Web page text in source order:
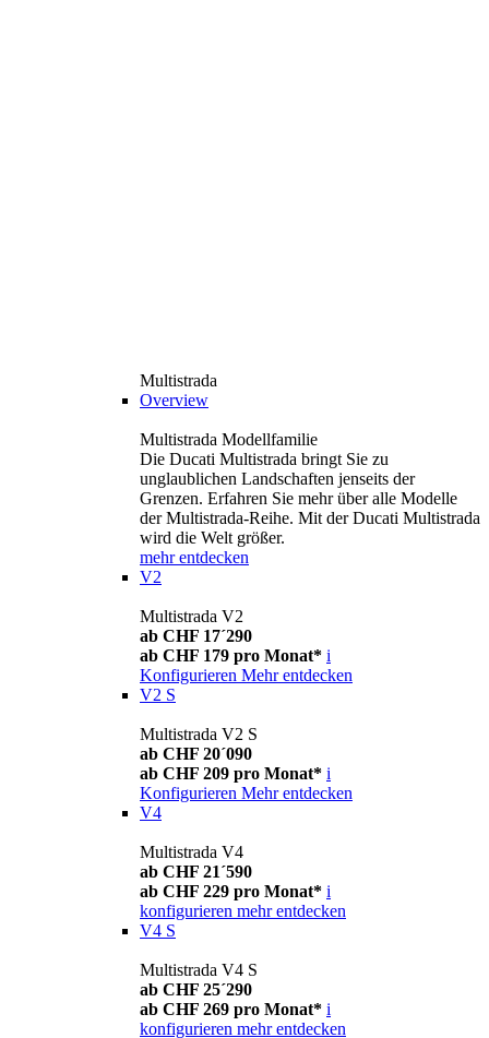
Multistrada
Overview
Multistrada Modellfamilie
Die Ducati Multistrada bringt Sie zu
unglaublichen Landschaften jenseits der
Grenzen. Erfahren Sie mehr über alle Modelle
der Multistrada-Reihe. Mit der Ducati Multistrada
wird die Welt größer.
mehr entdecken
V2
Multistrada V2
ab CHF 17´290
ab CHF 179 pro Monat* i
Konfigurieren Mehr entdecken
V2 S
Multistrada V2 S
ab CHF 20´090
ab CHF 209 pro Monat* i
Konfigurieren Mehr entdecken
V4
Multistrada V4
ab CHF 21´590
ab CHF 229 pro Monat* i
konfigurieren mehr entdecken
V4 S
Multistrada V4 S
ab CHF 25´290
ab CHF 269 pro Monat* i
konfigurieren mehr entdecken